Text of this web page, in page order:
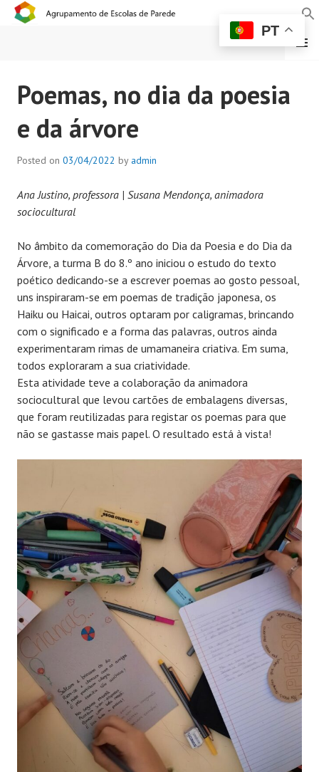
AGRUPAMENTO DE
ESCOLAS DE PAREDE
MENU
Poemas, no dia da poesia
e da árvore
Posted on 03/04/2022 by admin
Ana Justino, professora | Susana Mendonça, animadora
sociocultural
No âmbito da comemoração do Dia da Poesia e do Dia da
Árvore, a turma B do 8.º ano iniciou o estudo do texto
poético dedicando-se a escrever poemas ao gosto pessoal,
uns inspiraram-se em poemas de tradição japonesa, os
Haiku ou Haicai, outros optaram por caligramas, brincando
com o significado e a forma das palavras, outros ainda
experimentaram rimas de umamaneira criativa. Em suma,
todos exploraram a sua criatividade.
Esta atividade teve a colaboração da animadora
sociocultural que levou cartões de embalagens diversas,
que foram reutilizadas para registar os poemas para que
não se gastasse mais papel. O resultado está à vista!
PT